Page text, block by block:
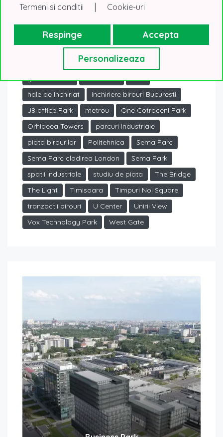
central
cladiri birouri
cladiri birouri Bucuresti
cladiri noi
clasa A
CORFAC International Summer
Equilibrium
ghid imobiliar
Grozavesti
hale
hale de inchiriat
inchiriere birouri Bucuresti
J8 office Park
metrou
One Cotroceni Park
Orhideea Towers
parcuri industriale
piata birourilor
Politehnica
Sema Parc
Sema Parc cladirea London
Sema Park
spatii industriale
studiu de piata
The Bridge
The Light
Timisoara
Timpuri Noi Square
tranzactii birouri
U Center
Unirii View
Vox Technology Park
West Gate
Termeni si conditii | Cookie-uri
Respinge Accepta
Personalizeaza